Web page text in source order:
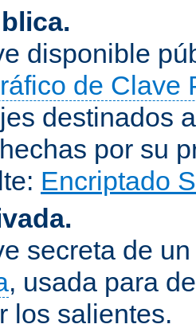
disponible
de Clave
destinados
por su
Encriptado
secreta de
, usada para
los salientes.